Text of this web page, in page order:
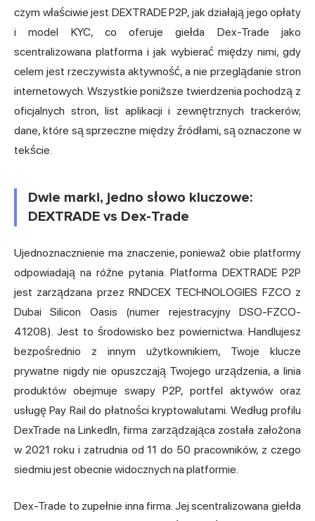
czym właściwie jest DEXTRADE P2P, jak działają jego opłaty
i model KYC, co oferuje giełda Dex-Trade jako
scentralizowana platforma i jak wybierać między nimi, gdy
celem jest rzeczywista aktywność, a nie przeglądanie stron
internetowych. Wszystkie poniższe twierdzenia pochodzą z
oficjalnych stron, list aplikacji i zewnętrznych trackerów;
dane, które są sprzeczne między źródłami, są oznaczone w
tekście.
Dwie marki, jedno słowo kluczowe:
DEXTRADE vs Dex-Trade
Ujednoznacznienie ma znaczenie, ponieważ obie platformy
odpowiadają na różne pytania. Platforma DEXTRADE P2P
jest zarządzana przez RNDCEX TECHNOLOGIES FZCO z
Dubai Silicon Oasis (numer rejestracyjny DSO-FZCO-
41208). Jest to środowisko bez powiernictwa. Handlujesz
bezpośrednio z innym użytkownikiem, Twoje klucze
prywatne nigdy nie opuszczają Twojego urządzenia, a linia
produktów obejmuje swapy P2P, portfel aktywów oraz
usługę Pay Rail do płatności kryptowalutami. Według profilu
DexTrade na LinkedIn, firma zarządzająca została założona
w 2021 roku i zatrudnia od 11 do 50 pracowników, z czego
siedmiu jest obecnie widocznych na platformie.
Dex-Trade to zupełnie inna firma. Jej scentralizowana giełda